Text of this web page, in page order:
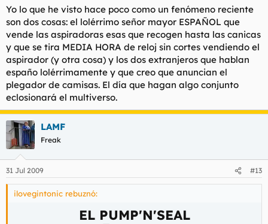
Yo lo que he visto hace poco como un fenómeno reciente
son dos cosas: el lolérrimo señor mayor ESPAÑOL que
vende las aspiradoras esas que recogen hasta las canicas
y que se tira MEDIA HORA de reloj sin cortes vendiendo el
aspirador (y otra cosa) y los dos extranjeros que hablan
españo lolérrimamente y que creo que anuncian el
plegador de camisas. El día que hagan algo conjunto
eclosionará el multiverso.
LAMF
Freak
31 Jul 2009 #13
ilovegintonic rebuznó:
EL PUMP'N'SEAL